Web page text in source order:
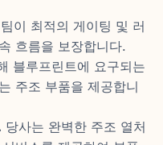
이 최적의 게이팅 및 러
흐름을 보장합니다.
블루프린트에 요구되는
주조 부품을 제공합니
당사는 완벽한 주조 열처